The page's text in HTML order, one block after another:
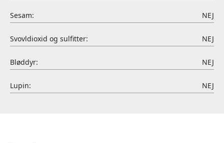
Sesam: NEJ
Svovldioxid og sulfitter: NEJ
Bløddyr: NEJ
Lupin: NEJ